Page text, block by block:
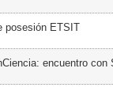
posesión ETSIT
encuentro con